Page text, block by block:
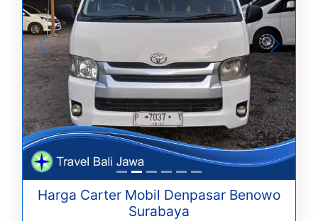
Harga Carter Mobil Denpasar Benowo
Surabaya